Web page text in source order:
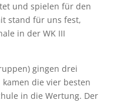
und spielen für den
stand für uns fest,
in der WK III
gingen drei
die vier besten
in die Wertung. Der